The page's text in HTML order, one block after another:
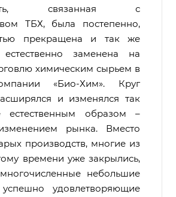
связанная с
ТБХ, была постепенно,
прекращена и так же
заменена на
химическим сырьем в
«Био-Хим». Круг
и изменялся так
образом –
рынка. Вместо
производств, многие из
времени уже закрылись,
небольшие
удовлетворяющие